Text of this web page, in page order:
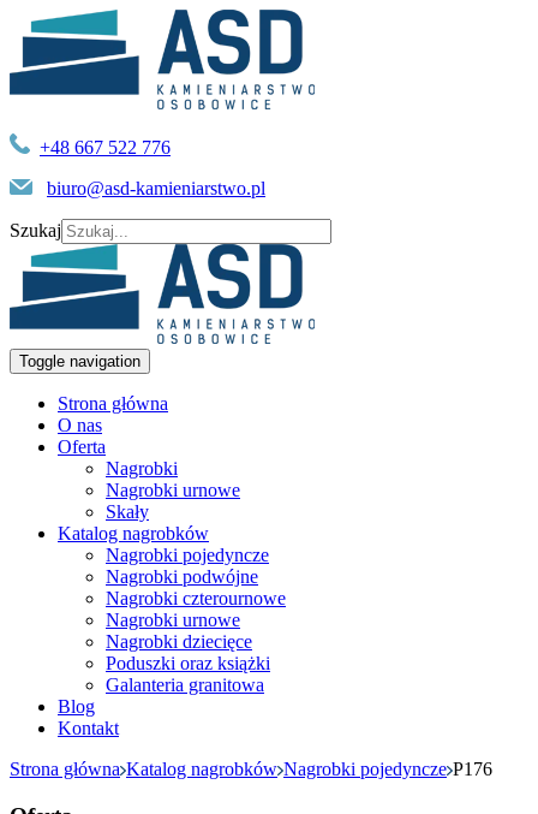
+48 667 522 776
biuro@asd-kamieniarstwo.pl
Szukaj
Toggle navigation
Strona główna
O nas
Oferta
Nagrobki
Nagrobki urnowe
Skały
Katalog nagrobków
Nagrobki pojedyncze
Nagrobki podwójne
Nagrobki czterournowe
Nagrobki urnowe
Nagrobki dziecięce
Poduszki oraz książki
Galanteria granitowa
Blog
Kontakt
Strona główna Katalog nagrobków Nagrobki pojedyncze P176